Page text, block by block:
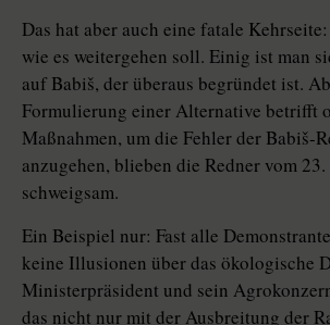
Das hat aber auch eine fatale
wie es weitergehen soll. Einig ist man
auf Babiš, der überaus begründet ist.
Formulierung einer Alternative betrifft
Maßnahmen, um die Fehler der Babiš-
anzugehen, blieben die Redner vom
schweigsam.
Ein Beispiel nur: Fast alle
keine Illusionen über das ökologische
Ministerpräsident und sein
das nicht nur mit der Ausbreitung der